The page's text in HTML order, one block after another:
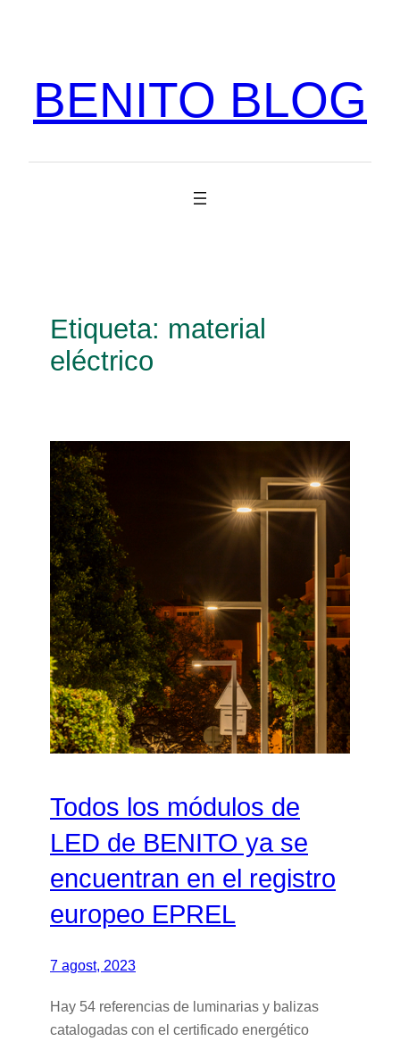
BENITO BLOG
Etiqueta: material
eléctrico
Todos los módulos de
LED de BENITO ya se
encuentran en el registro
europeo EPREL
7 agost, 2023
Hay 54 referencias de luminarias y balizas
catalogadas con el certificado energético